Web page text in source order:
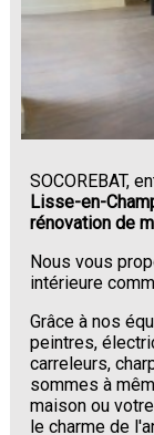
SOCOREBAT,
Lisse-en-
rénovation de
Nous vous
intérieure
Grâce à nos
peintres,
carreleurs,
sommes à
maison ou
le charme de